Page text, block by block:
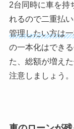
2台同時に車を持
れるので二重払
管理したい方は
の一本化はでき
た、総額が増え
注意しましょう。